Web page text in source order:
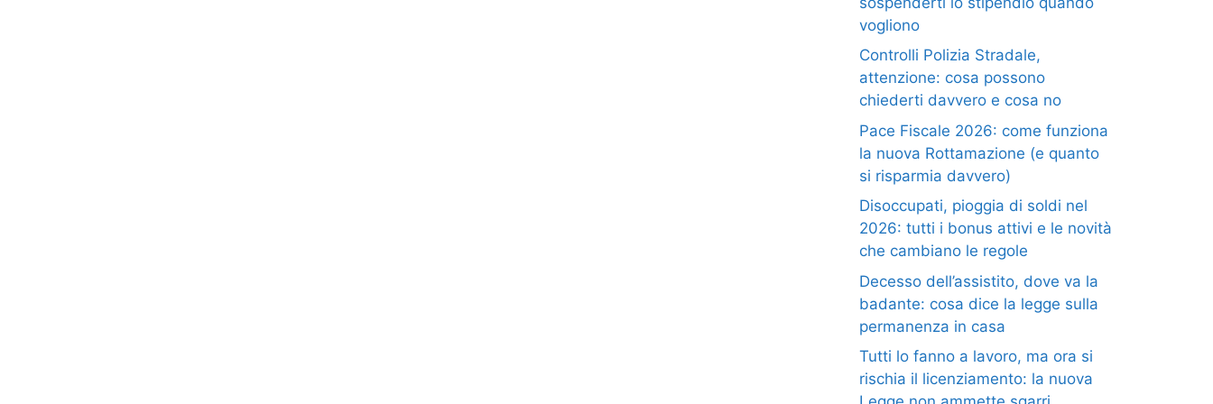
vogliono
Controlli Polizia Stradale,
attenzione: cosa possono
chiederti davvero e cosa no
Pace Fiscale 2026: come funziona
la nuova Rottamazione (e quanto
si risparmia davvero)
Disoccupati, pioggia di soldi nel
2026: tutti i bonus attivi e le novità
che cambiano le regole
Decesso dell’assistito, dove va la
badante: cosa dice la legge sulla
permanenza in casa
Tutti lo fanno a lavoro, ma ora si
rischia il licenziamento: la nuova